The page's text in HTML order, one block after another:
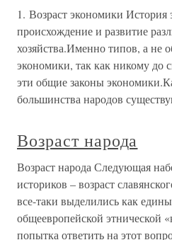
1. Возраст экономики История
происхождение и развитие
хозяйства.Именно типов, а не
экономики, так как никому до
эти общие законы
большинства народов
Возраст народа
Возраст народа Следующая
историков – возраст
все-таки выделились как
общеевропейской этнической
попытка ответить на этот